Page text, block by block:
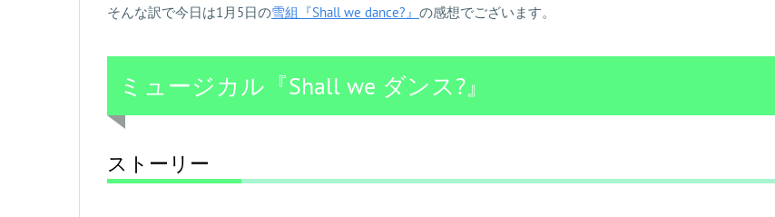
そんな訳で今日は1月5日の雪組『Shall we dance?』 の感想でございます。
ミュージカル『Shall we ダンス?』
ストーリー